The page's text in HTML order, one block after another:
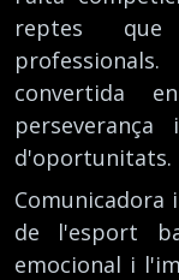
reptes
convertida
d'oportunitats.
Comunicadora
de l'esport
emocional i